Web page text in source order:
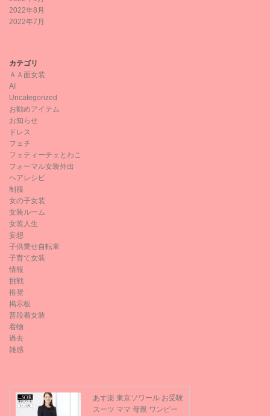
2022年8月
2022年7月
カテゴリ
ＡＡ面女装
AI
Uncategorized
お勧めアイテム
お知らせ
ドレス
フェチ
フェティーチェとわこ
フォーマル女装外出
ヘアレシピ
制服
女の子女装
女装ルーム
女装人生
妄想
子供乗せ自転車
子育て女装
情報
挑戦
推奨
掲示板
普段着女装
着物
過去
雑感
あす楽 東京ソワール お受験
スーツ ママ 母親 ワンピー